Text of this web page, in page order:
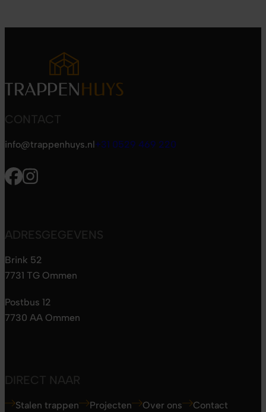
CONTACT
info@trappenhuys.nl+31 0529 469 220
ADRESGEGEVENS
Brink 52
7731 TG Ommen
Postbus 12
7730 AA Ommen
DIRECT NAAR
Stalen trappen Projecten Over ons Contact